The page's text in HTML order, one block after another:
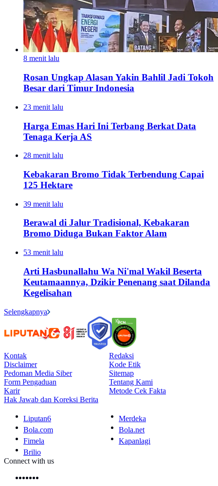
8 menit lalu
Rosan Ungkap Alasan Yakin Bahlil Jadi Tokoh
Besar dari Timur Indonesia
23 menit lalu
Harga Emas Hari Ini Terbang Berkat Data
Tenaga Kerja AS
28 menit lalu
Kebakaran Bromo Tidak Terbendung Capai
125 Hektare
39 menit lalu
Berawal di Jalur Tradisional, Kebakaran
Bromo Diduga Bukan Faktor Alam
53 menit lalu
Arti Hasbunallahu Wa Ni'mal Wakil Beserta
Keutamaannya, Dzikir Penenang saat Dilanda
Kegelisahan
Selengkapnya
Kontak
Redaksi
Disclaimer
Kode Etik
Pedoman Media Siber
Sitemap
Form Pengaduan
Tentang Kami
Karir
Metode Cek Fakta
Hak Jawab dan Koreksi Berita
Liputan6
Merdeka
Bola.com
Bola.net
Fimela
Kapanlagi
Brilio
Connect with us